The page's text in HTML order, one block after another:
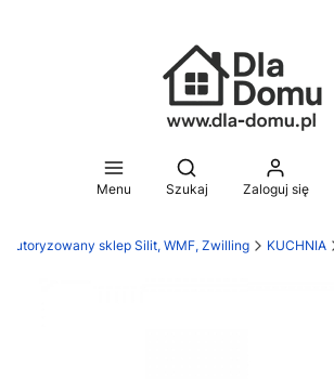
Menu
Otwórz wyszukiwarkę
Szukaj Zaloguj się
Autoryzowany sklep Silit, WMF, Zwilling KUCHNIA